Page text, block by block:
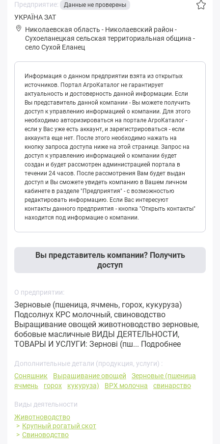
Предприятие: Данные не проверены
УКРАЇНА ЗАТ
Николаевская область - Николаевский район -
Сухoелaнeцкая сельская территориальная община -
село Сухой Еланец
Информация о данном предприятии взята из открытых
источников. Портал АгроКаталог не гарантирует
актуальность и достоверность данной информации. Если
Вы представитель данной компании - Вы можете получить
доступ к управлению информацией о компании. Для этого
необходимо авторизироваться на портале АгроКаталог -
если у Вас уже есть аккаунт, и зарегистрироваться - если
аккаунта еще нет. После этого необходимо нажать на
кнопку запроса доступа ниже на этой странице. Запрос на
доступ к управлению информацией о компании будет
создан и будет рассмотрен администрацией портала в
течении 24 часов. После рассмотрения Вам будет выдан
доступ и Вы сможете увидеть компанию в Вашем личном
кабинете в разделе "Предприятия" - с возможностью
редактировать информацию. Если Вас интересуют
контакты данного предприятия - кнопка "Открыть контакты"
находится под информацие о компании.
Вы представитель компании? Получить
доступ
О предприятии:
Зерновые (пшеница, ячмень, горох, кукуруза)
Подсолнух КРС молочный, свиноводство
Выращивание овощей животноводство зерновые,
бобовые масличные ВИДЫ ДЕЯТЕЛЬНОСТИ,
ТОВАРЫ И УСЛУГИ: Зернові (пш... Подробнее
Дополнительные детали (продукция, услуги) :
Соняшник
Выращивание овощей
Зерновые (пшеница
ячмень
горох кукуруза) ВРХ молочна свинарство
Виды деятельности
Животноводство
Крупный рогатый скот
Свиноводство